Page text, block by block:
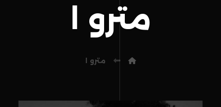
مترو ۱
مترو ۱